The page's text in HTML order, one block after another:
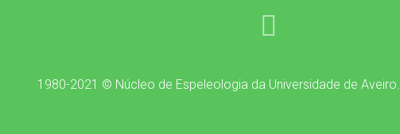
1980-2021 © Núcleo de Espeleologia da Universidade de Aveiro.